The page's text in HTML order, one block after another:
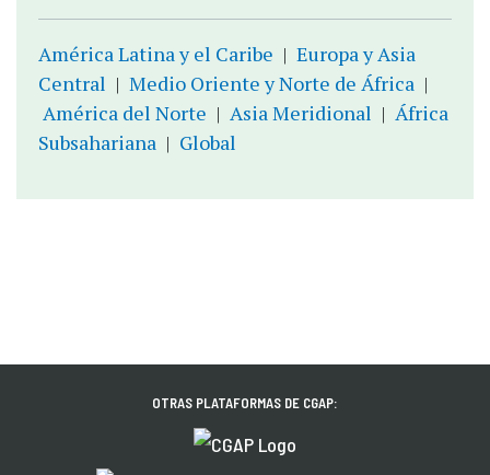
América Latina y el Caribe | Europa y Asia
Central | Medio Oriente y Norte de África |
América del Norte | Asia Meridional | África
Subsahariana | Global
OTRAS PLATAFORMAS DE CGAP: